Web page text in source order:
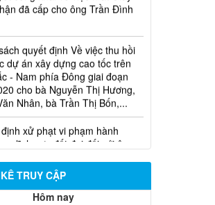
quyết định Về việc thu hồi
dự án xây dựng cao tốc trên
- Nam phía Đông giai đoạn
cho bà Nguyễn Thị Hương,
Nhân, bà Trần Thị Bốn,...
xử phạt vi phạm hành
lĩnh vực đất đai đối với ông
Phước
TRUY CẬP
Hôm nay